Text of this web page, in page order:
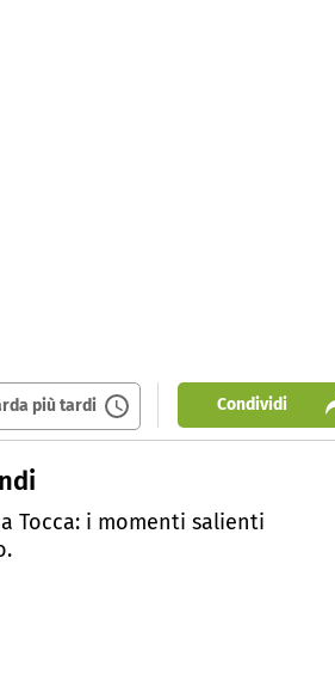
più tardi Condividi
Tocca: i momenti salienti